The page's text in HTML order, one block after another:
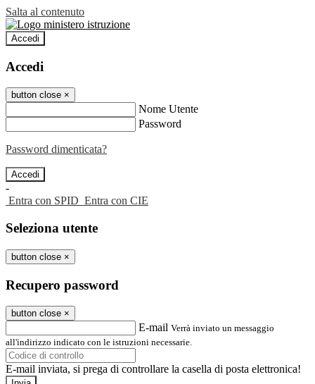
Salta al contenuto
Accedi
Accedi
button close ×
Nome Utente
Password
Password dimenticata?
-
Entra con SPID Entra con CIE
Seleziona utente
button close ×
Recupero password
button close ×
E-mail Verrà inviato un messaggio
all'indirizzo indicato con le istruzioni necessarie.
E-mail inviata, si prega di controllare la casella di posta elettronica!